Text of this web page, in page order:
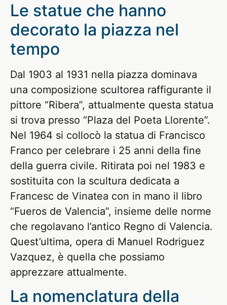
Le statue che hanno
decorato la piazza nel
tempo
Dal 1903 al 1931 nella piazza dominava
una composizione scultorea raffigurante il
pittore “Ribera”, attualmente questa statua
si trova presso “Plaza del Poeta Llorente”.
Nel 1964 si collocò la statua di Francisco
Franco per celebrare i 25 anni della fine
della guerra civile. Ritirata poi nel 1983 e
sostituita con la scultura dedicata a
Francesc de Vinatea con in mano il libro
“Fueros de Valencia”, insieme delle norme
che regolavano l’antico Regno di Valencia.
Quest’ultima, opera di Manuel Rodriguez
Vazquez, è quella che possiamo
apprezzare attualmente.
La nomenclatura della